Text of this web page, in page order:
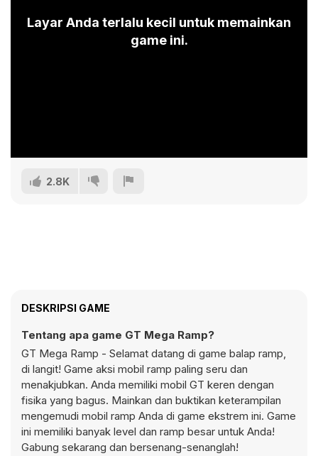
Layar Anda terlalu kecil untuk memainkan
game ini.
2.8K
DESKRIPSI GAME
Tentang apa game GT Mega Ramp?
GT Mega Ramp - Selamat datang di game balap ramp,
di langit! Game aksi mobil ramp paling seru dan
menakjubkan. Anda memiliki mobil GT keren dengan
fisika yang bagus. Mainkan dan buktikan keterampilan
mengemudi mobil ramp Anda di game ekstrem ini. Game
ini memiliki banyak level dan ramp besar untuk Anda!
Gabung sekarang dan bersenang-senanglah!